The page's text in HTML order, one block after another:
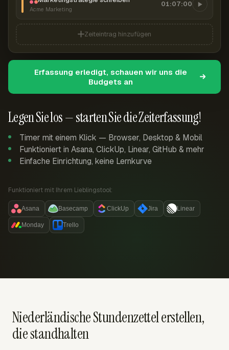
Legen Sie los — starten Sie die Zeiterfassung!
Timer mit einem Klick — Browser, Desktop & Mobil
Funktioniert in Asana, ClickUp, Linear, GitHub & mehr
Einfache Einrichtung, keine Lernkurve
Funktioniert mit Ihrem Lieblingstool:
Asana Basecamp ClickUp Jira Linear
Monday Trello
Acme Marketing
01:07:00
Zeiteintrag hinzufügen
Erfassung erledigt, schauen wir uns die
Budgets an
Niederländische Stundenzettel erstellen,
die standhalten